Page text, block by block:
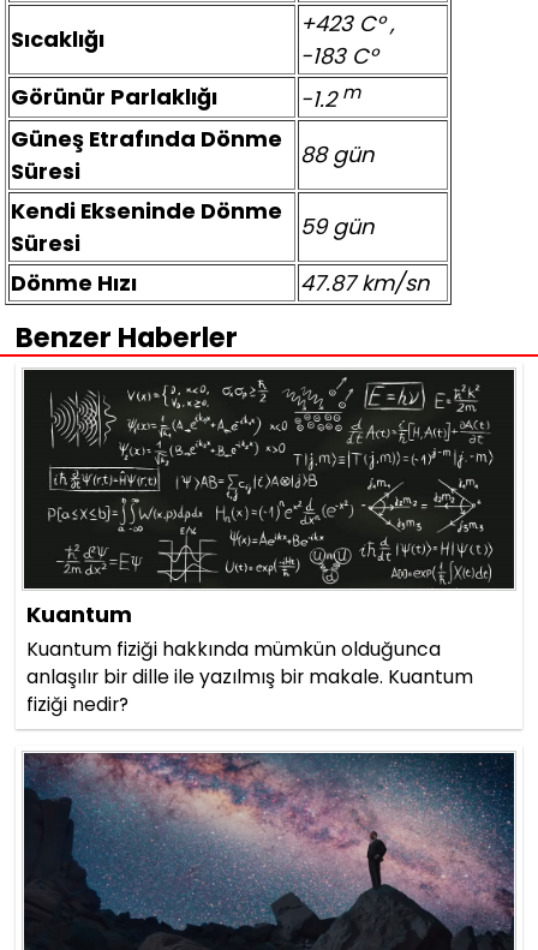
Sıcaklığı
+423 C° ,
-183 C°
Görünür Parlaklığı
-1.2m
Güneş Etrafında Dönme
Süresi
88 gün
Kendi Ekseninde Dönme
Süresi
59 gün
Dönme Hızı
47.87 km/sn
Benzer Haberler
Kuantum
Kuantum fiziği hakkında mümkün olduğunca
anlaşılır bir dille ile yazılmış bir makale. Kuantum
fiziği nedir?